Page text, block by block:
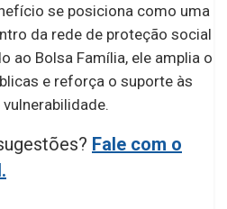
se posiciona como uma
da rede de proteção social
ao Bolsa Família, ele amplia o
e reforça o suporte às
Fale com o